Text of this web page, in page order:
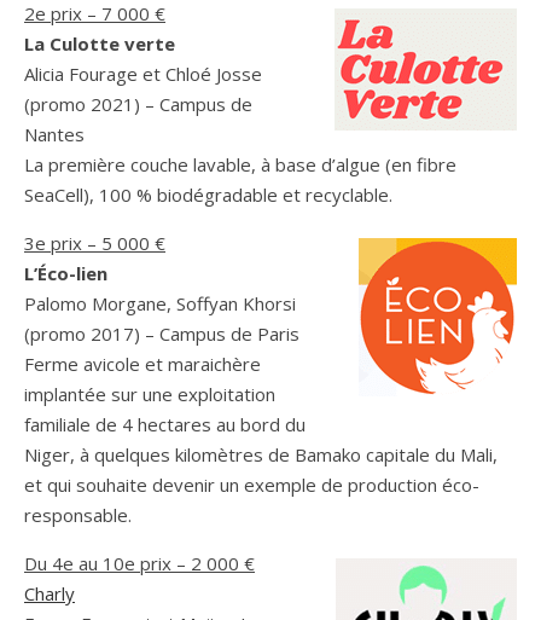
2e prix – 7 000 €
La Culotte verte
Alicia Fourage et Chloé Josse
(promo 2021) – Campus de
Nantes
La première couche lavable, à base d’algue (en fibre
SeaCell), 100 % biodégradable et recyclable.
3e prix – 5 000 €
L’Éco-lien
Palomo Morgane, Soffyan Khorsi
(promo 2017) – Campus de Paris
Ferme avicole et maraichère
implantée sur une exploitation
familiale de 4 hectares au bord du
Niger, à quelques kilomètres de Bamako capitale du Mali,
et qui souhaite devenir un exemple de production éco-
responsable.
Du 4e au 10e prix – 2 000 €
Charly